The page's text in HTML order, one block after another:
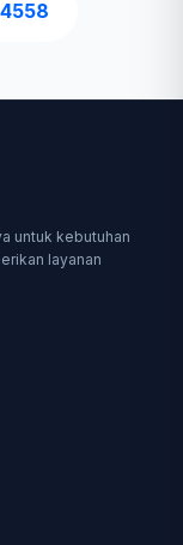
untuk kebutuhan
layanan